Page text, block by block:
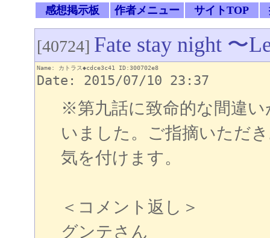
感想掲示板 作者メニュー サイトTOP
[40724] Fate stay night 〜
Name: カトラス◆cdce3c41 ID:300702e8
Date: 2015/07/10 23:37
※第九話に致命的な間違
いました。ご指摘いただ
気を付けます。
＜コメント返し＞
グンテさん